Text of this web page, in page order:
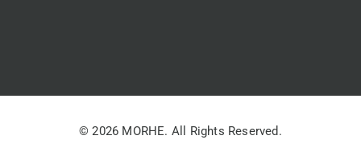
© 2026 MORHE. All Rights Reserved.